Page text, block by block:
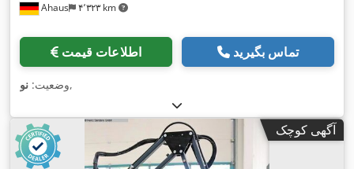
Ahaus ۴٬۳۲۳ km
اطلاعات قیمت تماس بگیرید
وضعیت: نو ,
آگهی کوچک